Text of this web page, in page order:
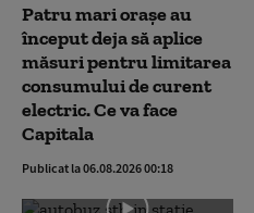
Patru mari orașe au
început deja să aplice
măsuri pentru limitarea
consumului de curent
electric. Ce va face
Capitala
Publicat la 06.08.2026 00:18